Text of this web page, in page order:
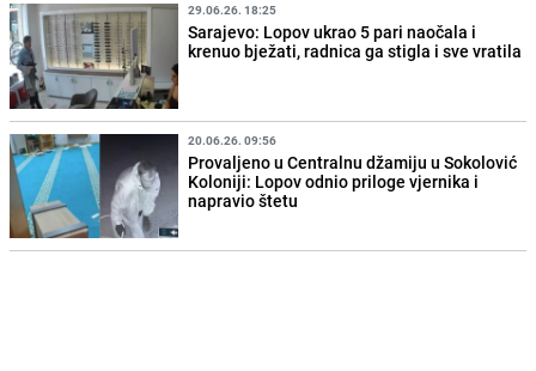
29.06.26. 18:25
Sarajevo: Lopov ukrao 5 pari naočala i
krenuo bježati, radnica ga stigla i sve vratila
20.06.26. 09:56
Provaljeno u Centralnu džamiju u Sokolović
Koloniji: Lopov odnio priloge vjernika i
napravio štetu